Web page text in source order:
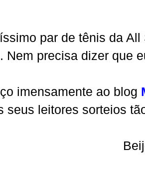
par de tênis da
Nem precisa dizer que
imensamente ao blog
seus leitores sorteios